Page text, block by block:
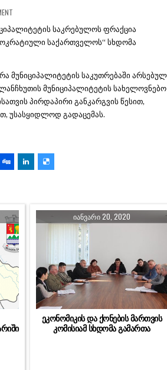
საკრებულოს ფრაქცია
საქართველოს“ სხდომა
მუნიციპალიტეტის საკუთრებაში
მუნიციპალიტეტის სახელოვნებო
პირდაპირი განკარგვის წესით,
უსასყიდლოდ გადაცემას.
ᲘᲐᲜᲕᲐᲠᲘ 20, 2020
ეკონომიკის და ქონების მართვის
კომისიამ სხდომა გამართა